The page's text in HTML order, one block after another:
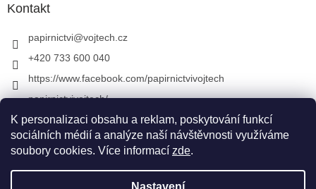
K personalizaci obsahu a reklam, poskytování funkcí
sociálních médií a analýze naší návštěvnosti využíváme
soubory cookies. Více informací zde.
Nastavení
Kontakt
papirnictvi@vojtech.cz
+420 733 600 040
https://www.facebook.com/papirnictvivojtech
papirnictvivojtech/
+420 733 600 040
Vytvořil Shoptet&